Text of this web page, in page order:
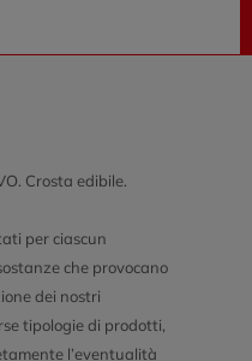
Crosta edibile.
per ciascun
che provocano
dei nostri
tipologie di prodotti,
l’eventualità